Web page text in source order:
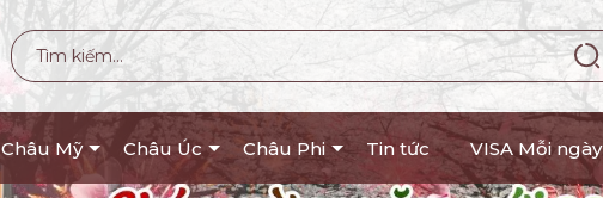
Châu Mỹ Châu Úc Châu Phi Tin tức VISA Mỗi ngày